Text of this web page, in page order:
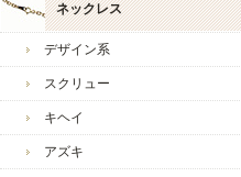
ネックレス
デザイン系
スクリュー
キヘイ
アズキ